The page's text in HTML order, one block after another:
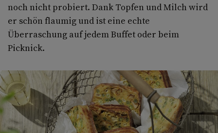
noch nicht probiert. Dank Topfen und Milch wird
er schön flaumig und ist eine echte
Überraschung auf jedem Buffet oder beim
Picknick.